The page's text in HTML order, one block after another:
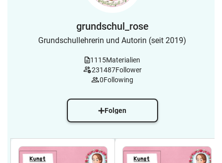
grundschul_rose
Grundschullehrerin und Autorin (seit 2019)
1115Materialien
231487Follower
0Following
Folgen